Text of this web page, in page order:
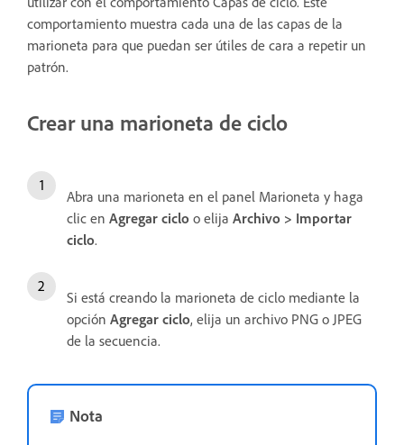
comportamiento muestra cada una de las capas de la
marioneta para que puedan ser útiles de cara a repetir un
patrón.
Crear una marioneta de ciclo
Abra una marioneta en el panel Marioneta y haga
clic en Agregar ciclo o elija Archivo > Importar
ciclo.
Si está creando la marioneta de ciclo mediante la
opción Agregar ciclo, elija un archivo PNG o JPEG
de la secuencia.
Nota